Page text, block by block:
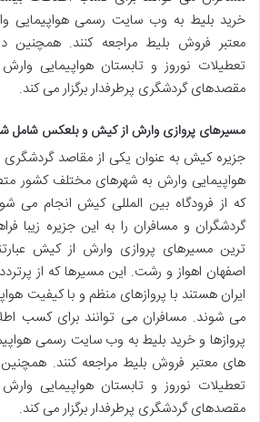
خرید بلیط به وب سایت رسمی هواپیمایی
معتبر فروش بلیط مراجعه کنند. همچنین
تعطیلات نوروز و تابستان هواپیمایی
مقصدهای گردشگری پرطرفدار برگزار می کند.
مسیرهای پروازی وارش از کیش و بلعکس شامل
جزیره کیش به عنوان یکی از مقاصد گردشگری
هواپیمایی وارش به شهرهای مختلف کشور
که از فرودگاه بین المللی کیش انجام می
گردشگران و مسافران را به این جزیره زیبا
ترین مسیرهای پروازی وارش از کیش
اصفهان اهواز و رشت. این مسیرها که از
ایران هستند با پروازهای منظم و با کیفیت
می شوند. مسافران می توانند برای کسب
پروازها و خرید بلیط به وب سایت رسمی
های معتبر فروش بلیط مراجعه کنند.
تعطیلات نوروز و تابستان هواپیمایی
مقصدهای گردشگری پرطرفدار برگزار می کند.